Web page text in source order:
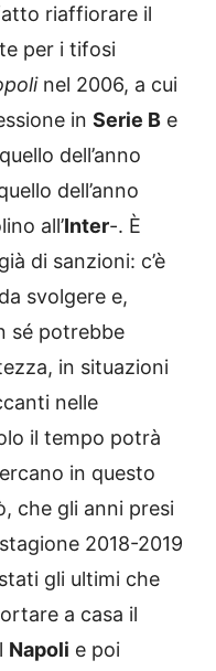
riaffiorare il
per i tifosi
nel 2006, a cui
in Serie B e
dell’anno
dell’anno
all’Inter-. È
di sanzioni: c’è
svolgere e,
sé potrebbe
in situazioni
nelle
il tempo potrà
in questo
che gli anni presi
2018-2019
gli ultimi che
a casa il
Napoli e poi